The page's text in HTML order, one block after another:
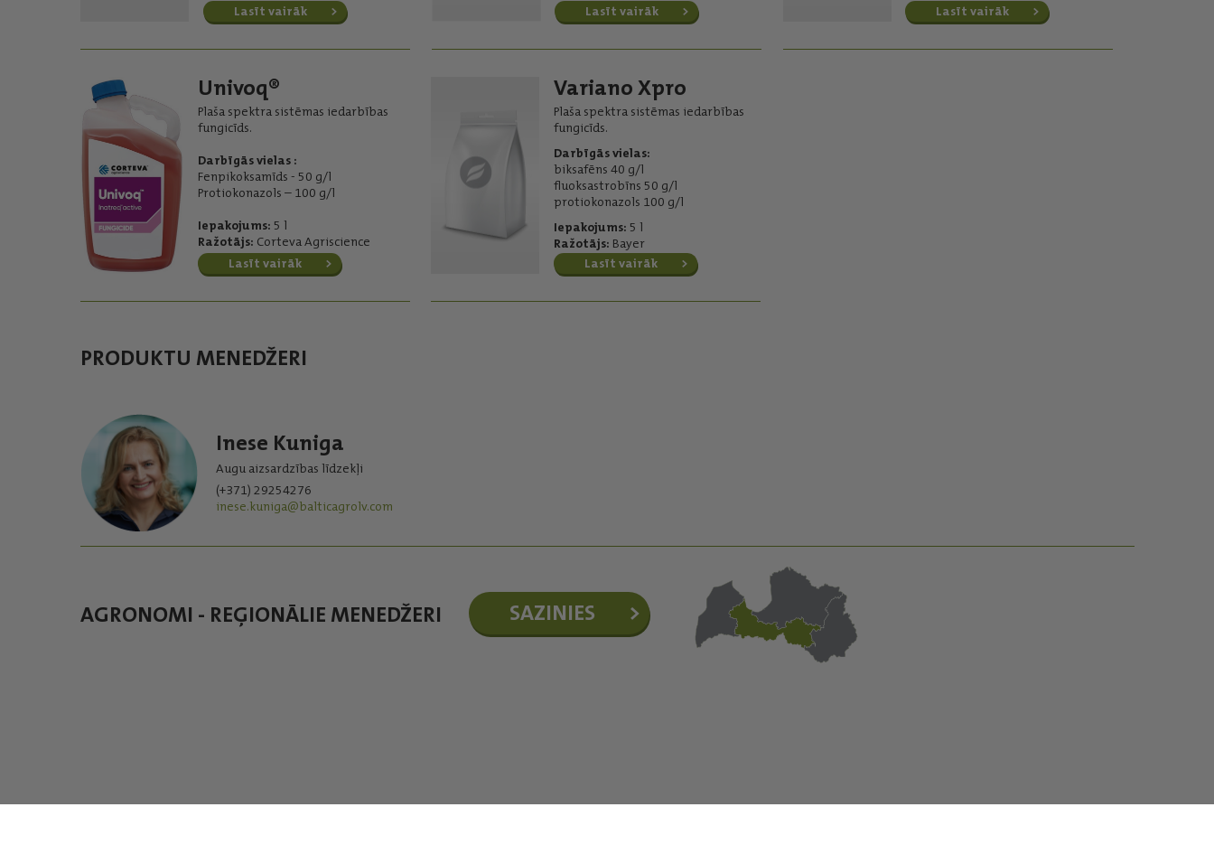
Lasīt vairāk Lasīt vairāk
Lasīt vairāk
Univoq®
Plaša spektra sistēmas iedarbības
fungicīds.
Darbīgās vielas :
Fenpikoksamīds - 50 g/l
Protiokonazols – 100 g/l
Iepakojums: 5 l
Ražotājs: Corteva Agriscience
Lasīt vairāk
Variano Xpro
Plaša spektra sistēmas iedarbības
fungicīds.
Darbīgās vielas:
biksafēns 40 g/l
fluoksastrobīns 50 g/l
protiokonazols 100 g/l
Iepakojums: 5 l
Ražotājs: Bayer
Lasīt vairāk
PRODUKTU MENEDŽERI
Inese Kuniga
Augu aizsardzības līdzekļi
(+371) 29254276
inese.kuniga@balticagrolv.com
AGRONOMI - REĢIONĀLIE MENEDŽERI SAZINIES